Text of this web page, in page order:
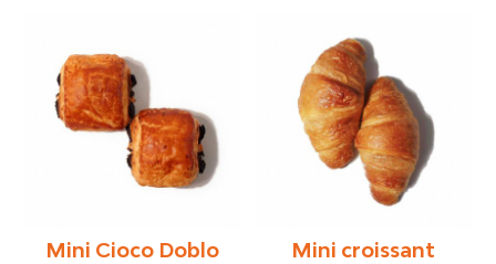
Mini Cioco Doblo Mini croissant